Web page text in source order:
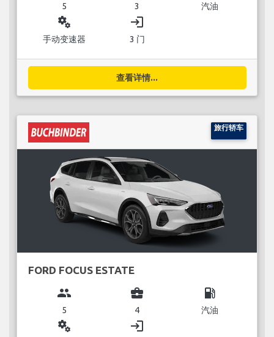
5 3 汽油
miscellaneous_services
手动变速器
login
3 门
查看详情...
旅行轿车
FORD FOCUS ESTATE
group
5
business_center
4
local_gas_station
汽油
miscellaneous_services login